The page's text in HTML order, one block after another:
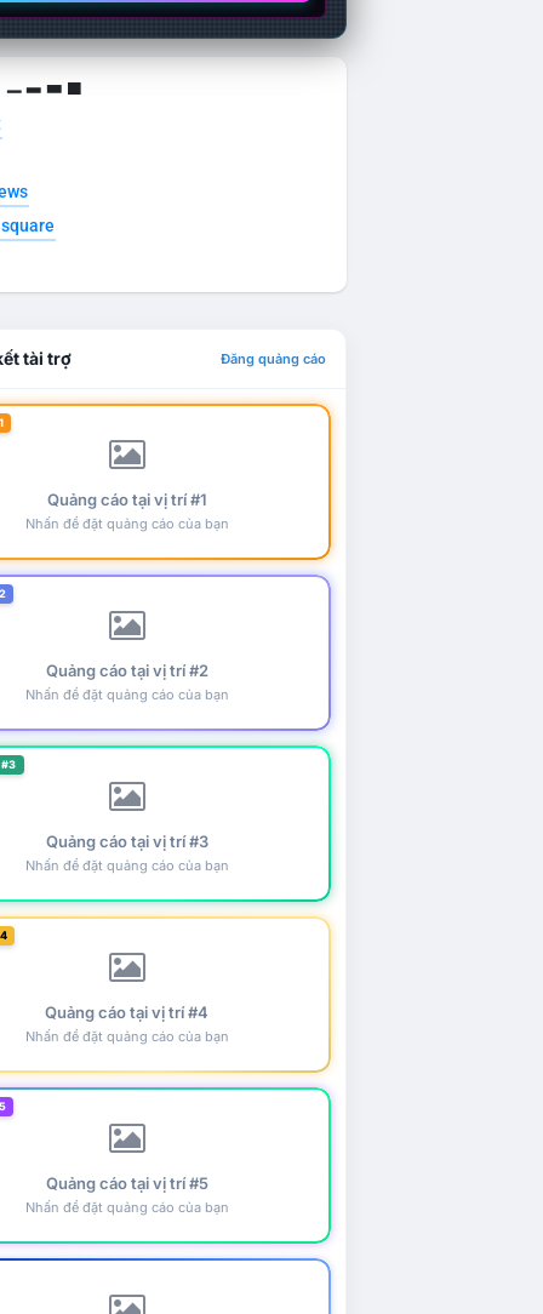
▁ ▂ ▃ ▄
tài trợ Đăng quảng cáo
Quảng cáo tại vị trí #1
Nhấn để đặt quảng cáo của bạn
Quảng cáo tại vị trí #2
Nhấn để đặt quảng cáo của bạn
Quảng cáo tại vị trí #3
Nhấn để đặt quảng cáo của bạn
Quảng cáo tại vị trí #4
Nhấn để đặt quảng cáo của bạn
Quảng cáo tại vị trí #5
Nhấn để đặt quảng cáo của bạn